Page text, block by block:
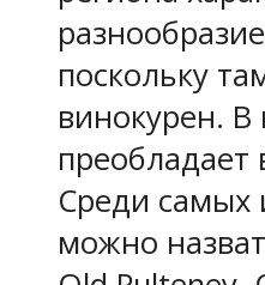
поскольку
винокурен.
преобладает
Среди самых
можно